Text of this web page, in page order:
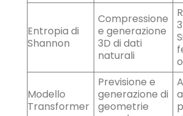
Entropia di
Shannon
Compressione
e generazione
3D di dati
naturali
Modello
Transformer
Previsione e
generazione di
geometrie